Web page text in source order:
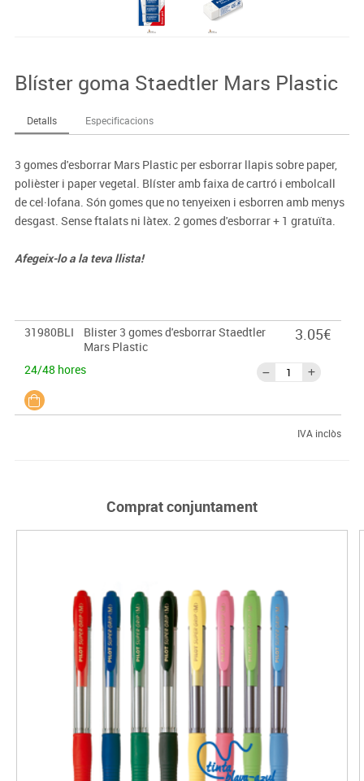
Blíster goma Staedtler Mars Plastic
Detalls Especificacions
3 gomes d'esborrar Mars Plastic per esborrar llapis sobre paper,
polièster i paper vegetal. Blíster amb faixa de cartró i embolcall
de cel·lofana. Són gomes que no tenyeixen i esborren amb menys
desgast. Sense ftalats ni làtex. 2 gomes d'esborrar + 1 gratuïta.
Afegeix-lo a la teva llista!
31980BLI
Blister 3 gomes d'esborrar Staedtler
Mars Plastic
24/48 hores
3.05€
IVA inclòs
Comprat conjuntament